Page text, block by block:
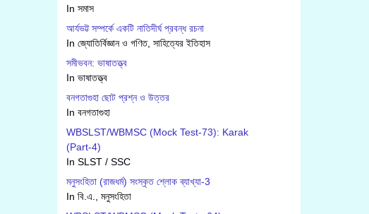
In সমাস
আর্যভট্ট সম্পর্কে একটি নাতিদীর্ঘ প্রবন্ধ রচনা
In জ্যোতির্বিজ্ঞান ও গণিত, সাহিত্যের ইতিহাস
সমীভবন: ভাষাতত্ত্ব
In ভাষাতত্ত্ব
বনগতাগুহা ছোট প্রশ্ন ও উত্তর
In বনগতাগুহা
WBSLST/WBMSC (Mock Test-73): Karak
(Part-4)
In SLST / SSC
মনুসংহিতা (রাজধর্ম) সংস্কৃত শ্লোক ব্যাখ্যা-3
In বি.এ., মনুসংহিতা